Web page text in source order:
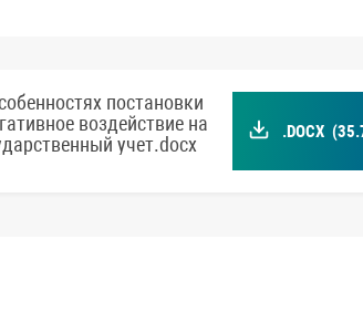
постановки
воздействие на
учет.docx
.DOCX